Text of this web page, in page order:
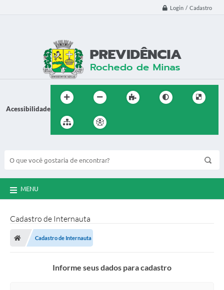
Login / Cadastro
Acessibilidade
MENU
Cadastro de Internauta
Cadastro de Internauta
Informe seus dados para cadastro